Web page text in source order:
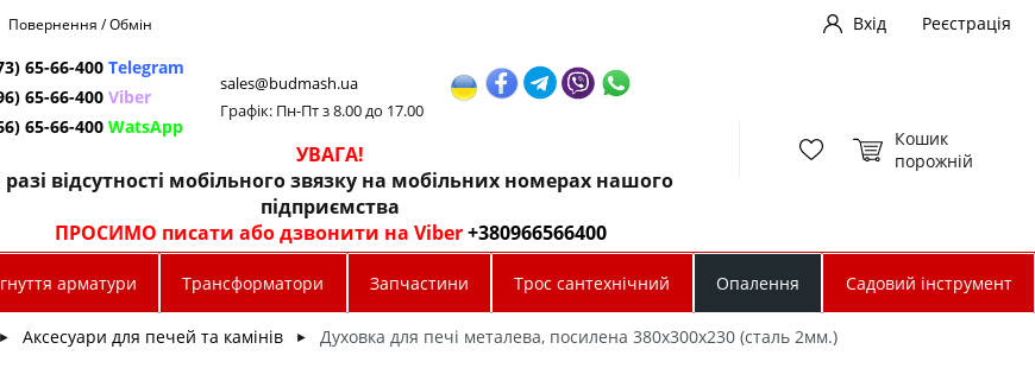
Повернення / Обмін Вхід
Реєстрація
65-66-400 Telegram
65-66-400 Viber
65-66-400 WatsApp
sales@budmash.ua
Графік: Пн-Пт з 8.00 до 17.00
УВАГА!
разі відсутності мобільного звязку на мобільних номерах нашого
підприємства
ПРОСИМО писати або дзвонити на Viber+380966566400
Кошик
порожній
арматури Трансформатори Запчастини Трос сантехнічний Опалення Садовий інструмент
► Аксесуари для печей та камінів ► Духовка для печі металева, посилена 380х300х230 (сталь 2мм.)